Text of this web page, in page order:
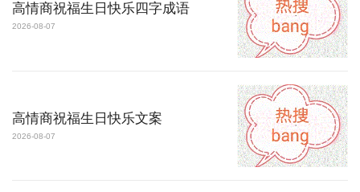
高情商祝福生日快乐四字成语
2026-08-07
高情商祝福生日快乐文案
2026-08-07